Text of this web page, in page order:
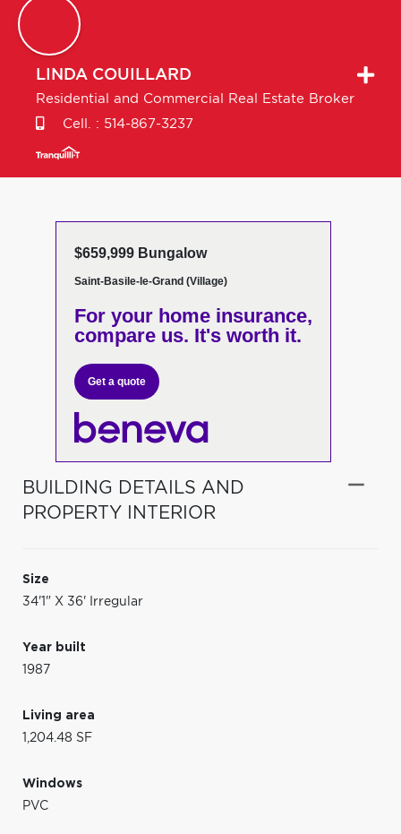
LINDA COUILLARD
Residential and Commercial Real Estate Broker
Cell. : 514-867-3237
$659,999 Bungalow
Saint-Basile-le-Grand (Village)
For your home insurance,
compare us. It's worth it.
Get a quote
BUILDING DETAILS AND
PROPERTY INTERIOR
Size
34'1" X 36' Irregular
Year built
1987
Living area
1,204.48 SF
Windows
PVC